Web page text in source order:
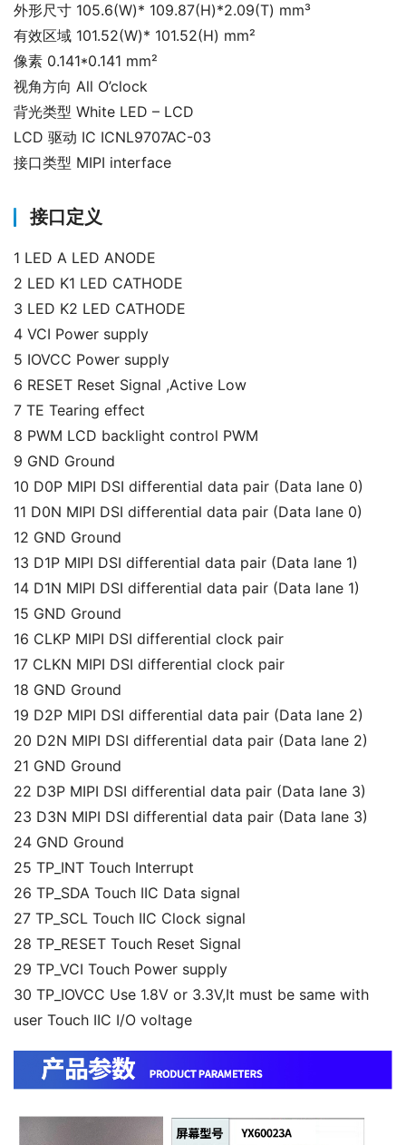
外形尺寸 105.6(W)* 109.87(H)*2.09(T) mm³
有效区域 101.52(W)* 101.52(H) mm²
像素 0.141*0.141 mm²
视角方向 All O’clock
背光类型 White LED – LCD
LCD 驱动 IC ICNL9707AC-03
接口类型 MIPI interface
接口定义
1 LED A LED ANODE
2 LED K1 LED CATHODE
3 LED K2 LED CATHODE
4 VCI Power supply
5 IOVCC Power supply
6 RESET Reset Signal ,Active Low
7 TE Tearing effect
8 PWM LCD backlight control PWM
9 GND Ground
10 D0P MIPI DSI differential data pair (Data lane 0)
11 D0N MIPI DSI differential data pair (Data lane 0)
12 GND Ground
13 D1P MIPI DSI differential data pair (Data lane 1)
14 D1N MIPI DSI differential data pair (Data lane 1)
15 GND Ground
16 CLKP MIPI DSI differential clock pair
17 CLKN MIPI DSI differential clock pair
18 GND Ground
19 D2P MIPI DSI differential data pair (Data lane 2)
20 D2N MIPI DSI differential data pair (Data lane 2)
21 GND Ground
22 D3P MIPI DSI differential data pair (Data lane 3)
23 D3N MIPI DSI differential data pair (Data lane 3)
24 GND Ground
25 TP_INT Touch Interrupt
26 TP_SDA Touch IIC Data signal
27 TP_SCL Touch IIC Clock signal
28 TP_RESET Touch Reset Signal
29 TP_VCI Touch Power supply
30 TP_IOVCC Use 1.8V or 3.3V,It must be same with
user Touch IIC I/O voltage